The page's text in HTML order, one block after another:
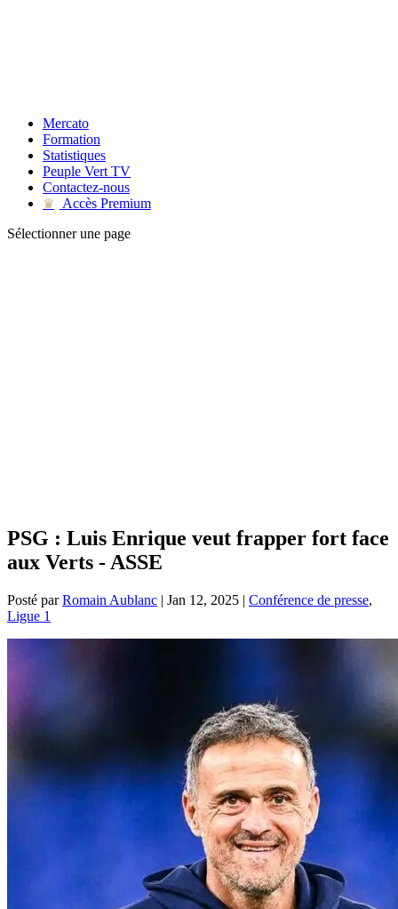
Mercato
Formation
Statistiques
Peuple Vert TV
Contactez-nous
♛
Accès Premium
Sélectionner une page
PSG : Luis Enrique veut frapper fort face
aux Verts - ASSE
Posté parRomain Aublanc | Jan 12, 2025 | Conférence de presse,
Ligue 1